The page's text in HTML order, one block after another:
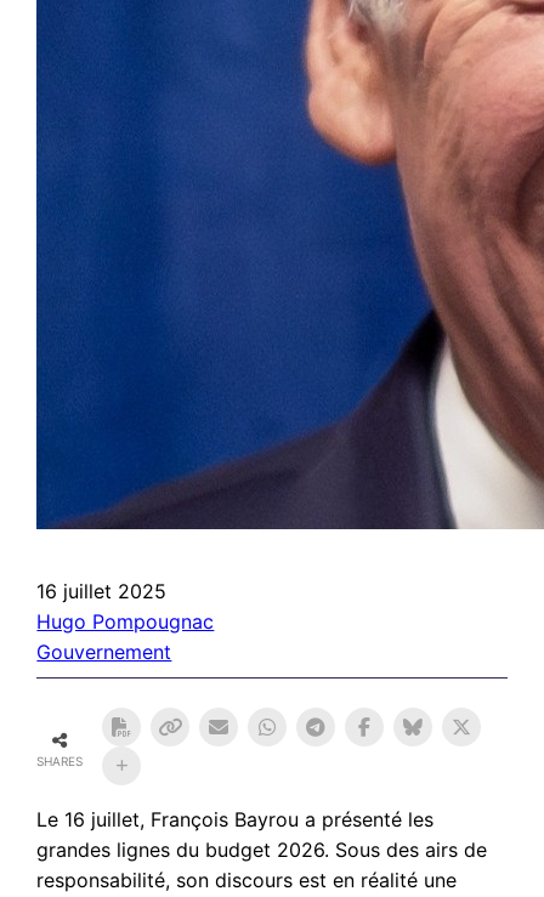
16 juillet 2025
Hugo Pompougnac
Gouvernement
SHARES
Le 16 juillet, François Bayrou a présenté les
grandes lignes du budget 2026. Sous des airs de
responsabilité, son discours est en réalité une